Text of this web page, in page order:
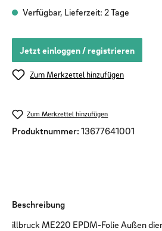
Verfügbar, Lieferzeit: 2 Tage
Jetzt einloggen / registrieren
Zum Merkzettel hinzufügen
Zum Merkzettel hinzufügen
Produktnummer: 13677641001
Beschreibung
illbruck ME220 EPDM-Folie Außen